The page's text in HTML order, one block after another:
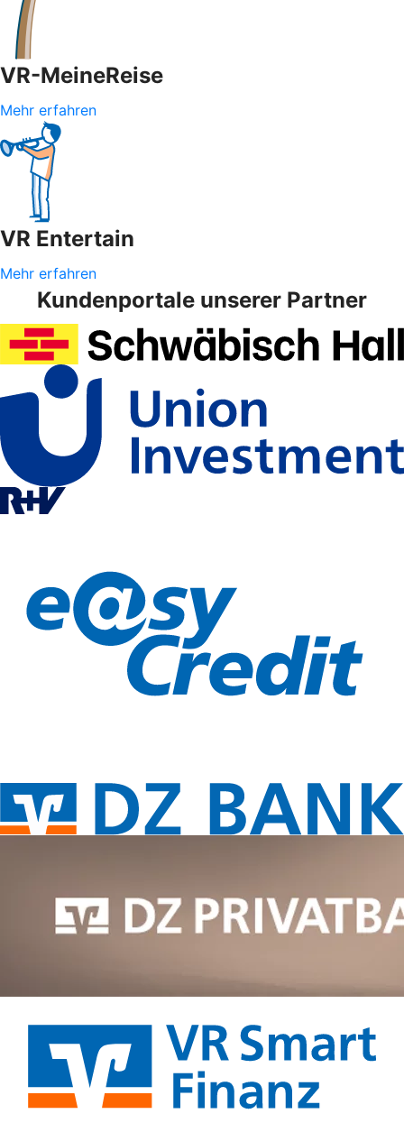
VR-MeineReise
Mehr erfahren
VR Entertain
Mehr erfahren
Kundenportale unserer Partner